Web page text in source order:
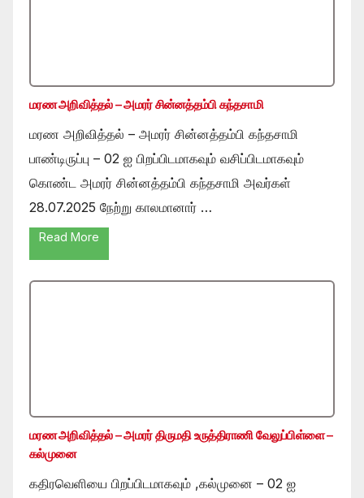
மரண அறிவித்தல் – அமரர் சின்னத்தம்பி கந்தசாமி
மரண அறிவித்தல் – அமரர் சின்னத்தம்பி கந்தசாமி
பாண்டிருப்பு – 02 ஐ பிறப்பிடமாகவும் வசிப்பிடமாகவும்
கொண்ட அமரர் சின்னத்தம்பி கந்தசாமி அவர்கள்
28.07.2025 நேற்று காலமானார் …
Read More
மரண அறிவித்தல் – அமரர் திருமதி உருத்திராணி வேலுப்பிள்ளை –
கல்முனை
கதிரவெளியை பிறப்பிடமாகவும் ,கல்முனை – 02 ஐ